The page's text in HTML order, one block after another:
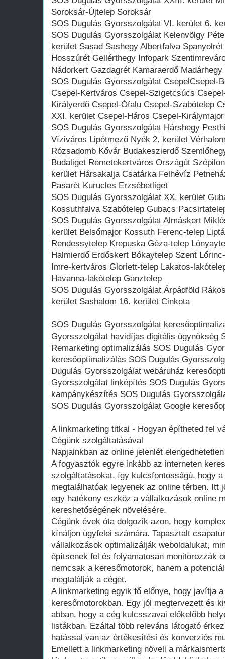
Soroksár-Újtelep Soroksár
SOS Dugulás Gyorsszolgálat VI. kerület 6.
SOS Dugulás Gyorsszolgálat Kelenvölgy
kerület Sasad Sashegy Albertfalva
Hosszúrét Gellérthegy Infopark
Nádorkert Gazdagrét Kamaraerdő
SOS Dugulás Gyorsszolgálat CsepelCsepel-
Csepel-Kertváros Csepel-Szigetcsúcs
Királyerdő Csepel-Ófalu Csepel-Szabótelep
XXI. kerület Csepel-Háros Csepel-
SOS Dugulás Gyorsszolgálat Hárshegy
Víziváros Lipótmező Nyék 2. kerület
Rózsadomb Kővár Budakeszierdő
Budaliget Remetekertváros Országút
kerület Hársakalja Csatárka Felhévíz
Pasarét Kurucles Erzsébetliget
SOS Dugulás Gyorsszolgálat XX. kerület
Kossuthfalva Szabótelep Gubacs
SOS Dugulás Gyorsszolgálat Almáskert
kerület Belsőmajor Kossuth Ferenc-telep
Rendessytelep Krepuska Géza-telep
Halmierdő Erdőskert Bókaytelep Szent
Imre-kertváros Gloriett-telep Lakatos-
Havanna-lakótelep Ganztelep
SOS Dugulás Gyorsszolgálat Árpádföld
kerület Sashalom 16. kerület Cinkota
SOS Dugulás Gyorsszolgálat
Gyorsszolgálat havidíjas digitális ügynökség
Remarketing optimalizálás SOS Dugulás
keresőoptimalizálás SOS Dugulás
Dugulás Gyorsszolgálat webáruház
Gyorsszolgálat linképítés SOS Dugulás
kampánykészítés SOS Dugulás
SOS Dugulás Gyorsszolgálat Google
A linkmarketing titkai - Hogyan építheted fel
Cégünk szolgáltatásával
Napjainkban az online jelenlét
A fogyasztók egyre inkább az interneten
szolgáltatásokat, így kulcsfontosságú, hogy
megtalálhatóak legyenek az online térben. Itt
egy hatékony eszköz a vállalkozások online
kereshetőségének növelésére.
Cégünk évek óta dolgozik azon, hogy
kínáljon ügyfelei számára. Tapasztalt
vállalkozások optimalizálják weboldalukat,
építsenek fel és folyamatosan monitorozzák
nemcsak a keresőmotorok, hanem a
megtalálják a céget.
A linkmarketing egyik fő előnye, hogy javítja
keresőmotorokban. Egy jól megtervezett és
abban, hogy a cég kulcsszavai előkelőbb
listákban. Ezáltal több releváns látogató
hatással van az értékesítési és konverziós
Emellett a linkmarketing növeli a